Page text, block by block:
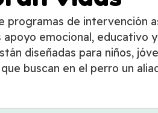
programas de intervención
emocional, educativo
diseñadas para niños,
buscan en el perro un